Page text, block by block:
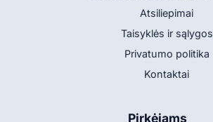
Atsiliepimai
Taisyklės ir sąlygos
Privatumo politika
Kontaktai
Pirkėjams